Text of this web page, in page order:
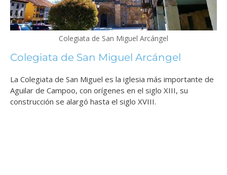
Colegiata de San Miguel Arcángel
Colegiata de San Miguel Arcángel
La Colegiata de San Miguel es la iglesia más importante de
Aguilar de Campoo, con orígenes en el siglo XIII, su
construcción se alargó hasta el siglo XVIII.